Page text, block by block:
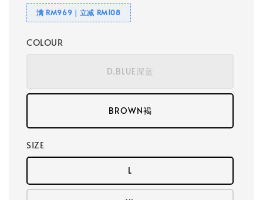
满 RM969｜立减 RM108
COLOUR
D.BLUE深蓝
BROWN褐
SIZE
L